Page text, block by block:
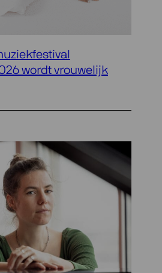
wordt vrouwelijk